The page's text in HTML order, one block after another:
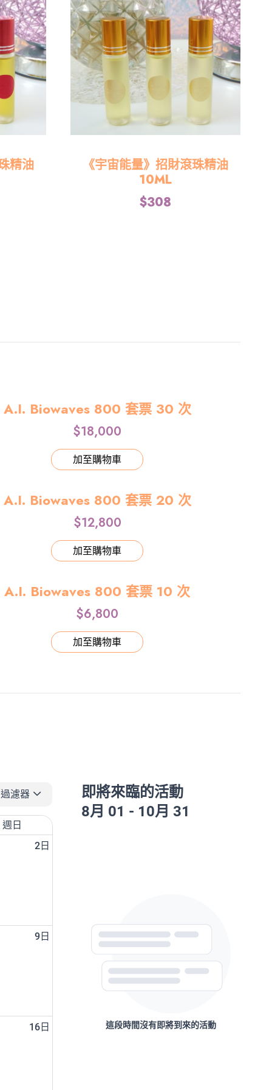
精油
《宇宙能量》招財滾珠精油
10ML
$308
A.I. Biowaves 800 套票 30 次
$18,000
加至購物車
A.I. Biowaves 800 套票 20 次
$12,800
加至購物車
A.I. Biowaves 800 套票 10 次
$6,800
加至購物車
過濾器
週日
2日
9日
16日
即將來臨的活動
8月 01 - 10月 31
這段時間沒有即將到來的活動